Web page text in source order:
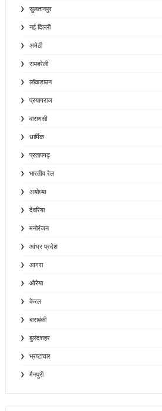
सुलतानपुर
नई दिल्ली
अमेठी
रायबरेली
लॉकडाउन
प्रयागराज
वाराणसी
धार्मिक
प्रतापगढ़
भारतीय रेल
अयोध्या
देवरिया
मनोरंजन
आंध्र प्रदेश
आगरा
औरैया
केरल
बाराबंकी
बुलंदशहर
भ्रष्टाचार
मैनपुरी